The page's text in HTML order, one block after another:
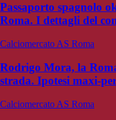
Passaporto spagnolo
Roma. I dettagli del
Calciomercato AS Roma
Rodrigo Mora, la
strada. Ipotesi maxi-
Calciomercato AS Roma